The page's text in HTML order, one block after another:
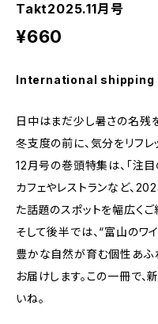
Takt2025.11月号
¥660
International shipping
日中はまだ少し暑さの名残
冬支度の前に、気分をリフ
12月号の巻頭特集は、「注目
カフェやレストランなど、
た話題のスポットを幅広くご
そして後半では、“富山のワ
豊かな自然が育む個性あふ
お届けします。この一冊で
いね。